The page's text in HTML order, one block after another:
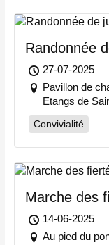
Randonnée
27-07-2025
Pavillon de
Etangs de
Convivialité
Marche des
14-06-2025
Au pied du